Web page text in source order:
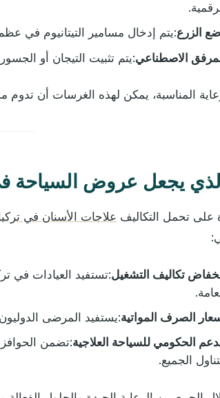
الزرع:يتم إدخال مسامير التيتانيوم في
الاصطناعي:يتم تثبيت التيجان أو
المناسبة، يمكن لهذه الغرسات أن تدوم
يجعل عروض السياحة
على تحمل التكاليف علاجات الأسنان في
تكاليف التشغيل:تستفيد العيادات في
الصرف المواتية:يستفيد المرضى
الحكومي للسياحة العلاجية:تضمن الحوافز
الجميع.